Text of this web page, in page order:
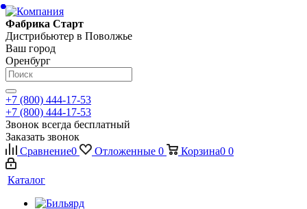
Фабрика Старт
Дистрибьютер в Поволжье
Ваш город
Оренбург
+7 (800) 444-17-53
+7 (800) 444-17-53
Звонок всегда бесплатный
Заказать звонок
Сравнение0 Отложенные 0 Корзина0 0
Каталог